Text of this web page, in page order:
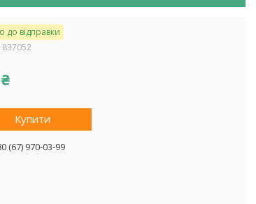
до відправки
Купити
(67) 970-03-99